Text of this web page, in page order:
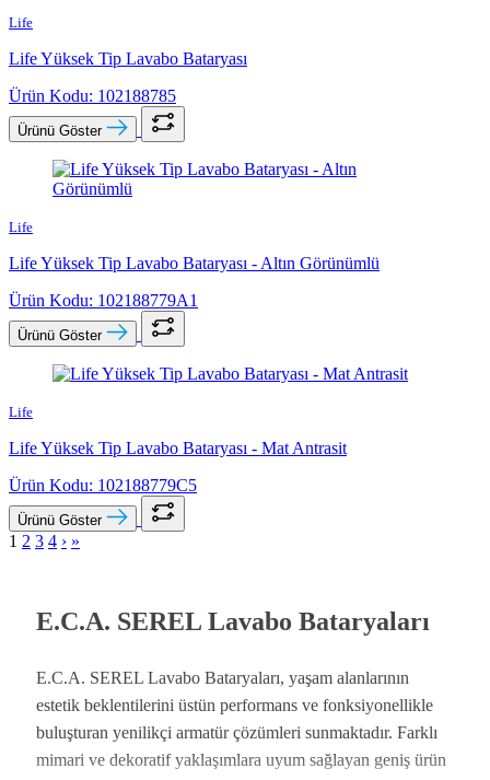
Life
Life Yüksek Tip Lavabo Bataryası
Ürün Kodu: 102188785
Ürünü Göster
Life
Life Yüksek Tip Lavabo Bataryası - Altın Görünümlü
Ürün Kodu: 102188779A1
Ürünü Göster
Life
Life Yüksek Tip Lavabo Bataryası - Mat Antrasit
Ürün Kodu: 102188779C5
Ürünü Göster
1 2 3 4 › »
E.C.A. SEREL Lavabo Bataryaları
E.C.A. SEREL Lavabo Bataryaları, yaşam alanlarının
estetik beklentilerini üstün performans ve fonksiyonellikle
buluşturan yenilikçi armatür çözümleri sunmaktadır. Farklı
mimari ve dekoratif yaklaşımlara uyum sağlayan geniş ürün